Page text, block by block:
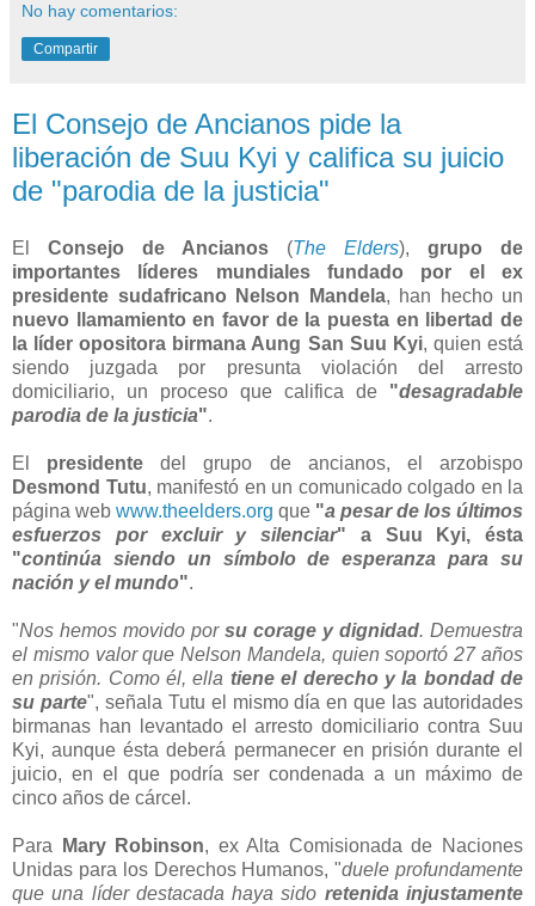
No hay comentarios:
Compartir
El Consejo de Ancianos pide la
liberación de Suu Kyi y califica su juicio
de "parodia de la justicia"
El Consejo de Ancianos (The Elders), grupo de
importantes líderes mundiales fundado por el ex
presidente sudafricano Nelson Mandela, han hecho un
nuevo llamamiento en favor de la puesta en libertad de
la líder opositora birmana Aung San Suu Kyi, quien está
siendo juzgada por presunta violación del arresto
domiciliario, un proceso que califica de "desagradable
parodia de la justicia".
El presidente del grupo de ancianos, el arzobispo
Desmond Tutu, manifestó en un comunicado colgado en la
página web www.theelders.org que "a pesar de los últimos
esfuerzos por excluir y silenciar" a Suu Kyi, ésta
"continúa siendo un símbolo de esperanza para su
nación y el mundo".
"Nos hemos movido por su corage y dignidad. Demuestra
el mismo valor que Nelson Mandela, quien soportó 27 años
en prisión. Como él, ella tiene el derecho y la bondad de
su parte", señala Tutu el mismo día en que las autoridades
birmanas han levantado el arresto domiciliario contra Suu
Kyi, aunque ésta deberá permanecer en prisión durante el
juicio, en el que podría ser condenada a un máximo de
cinco años de cárcel.
Para Mary Robinson, ex Alta Comisionada de Naciones
Unidas para los Derechos Humanos, "duele profundamente
que una líder destacada haya sido retenida injustamente